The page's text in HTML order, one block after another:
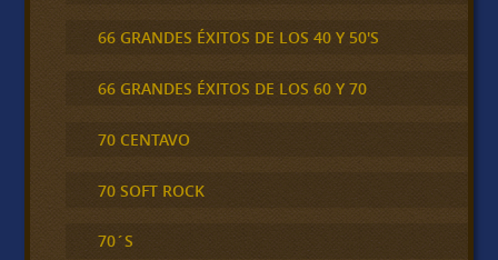
66 GRANDES ÉXITOS DE LOS 40 Y 50'S
66 GRANDES ÉXITOS DE LOS 60 Y 70
70 CENTAVO
70 SOFT ROCK
70´S